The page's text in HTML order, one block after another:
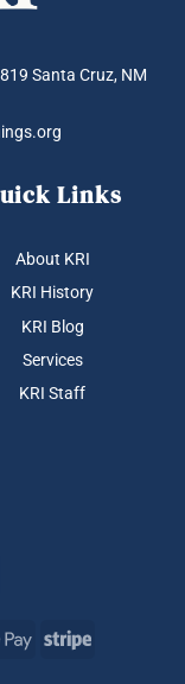
Santa Cruz, NM
Links
About KRI
KRI History
KRI Blog
Services
KRI Staff